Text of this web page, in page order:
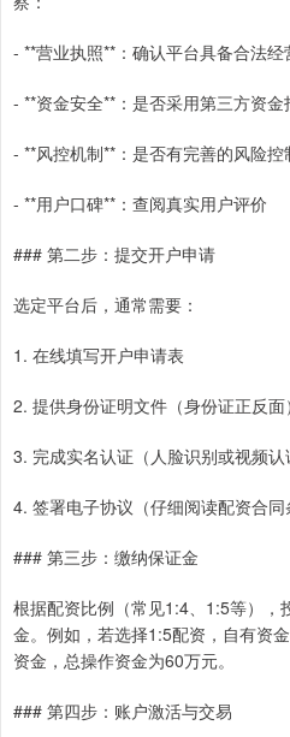
- **营业执照**：确认平台具备合法经
- **资金安全**：是否采用第三方资金
- **风控机制**：是否有完善的风险控
- **用户口碑**：查阅真实用户评价
### 第二步：提交开户申请
选定平台后，通常需要：
1. 在线填写开户申请表
2. 提供身份证明文件（身份证正反面）
3. 完成实名认证（人脸识别或视频认
4. 签署电子协议（仔细阅读配资合同
### 第三步：缴纳保证金
根据配资比例（常见1:4、1:5等），
金。例如，若选择1:5配资，自有资
资金，总操作资金为60万元。
### 第四步：账户激活与交易